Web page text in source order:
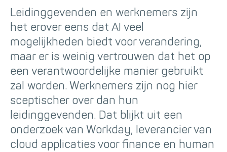
Leidinggevenden en werknemers zijn
het erover eens dat AI veel
mogelijkheden biedt voor verandering,
maar er is weinig vertrouwen dat het op
een verantwoordelijke manier gebruikt
zal worden. Werknemers zijn nog hier
sceptischer over dan hun
leidinggevenden. Dat blijkt uit een
onderzoek van Workday, leverancier van
cloud applicaties voor finance en human